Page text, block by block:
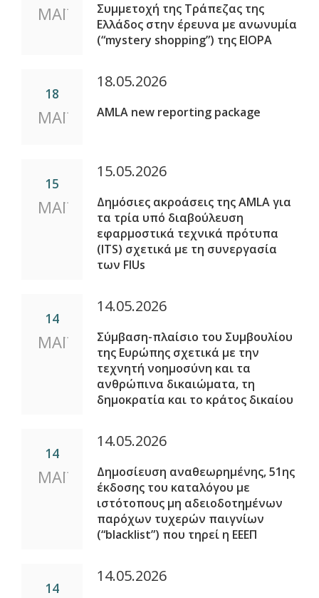
ΜΑΪ
Συμμετοχή της Τράπεζας της
Ελλάδος στην έρευνα με ανωνυμία
(“mystery shopping”) της EIOPA
18
ΜΑΪ
18.05.2026
AMLA new reporting package
15
ΜΑΪ
15.05.2026
Δημόσιες ακροάσεις της AMLA για
τα τρία υπό διαβούλευση
εφαρμοστικά τεχνικά πρότυπα
(ITS) σχετικά με τη συνεργασία
των FIUs
14
ΜΑΪ
14.05.2026
Σύμβαση-πλαίσιο του Συμβουλίου
της Ευρώπης σχετικά με την
τεχνητή νοημοσύνη και τα
ανθρώπινα δικαιώματα, τη
δημοκρατία και το κράτος δικαίου
14
ΜΑΪ
14.05.2026
Δημοσίευση αναθεωρημένης, 51ης
έκδοσης του καταλόγου με
ιστότοπους μη αδειοδοτημένων
παρόχων τυχερών παιγνίων
(“blacklist”) που τηρεί η ΕΕΕΠ
14
14.05.2026